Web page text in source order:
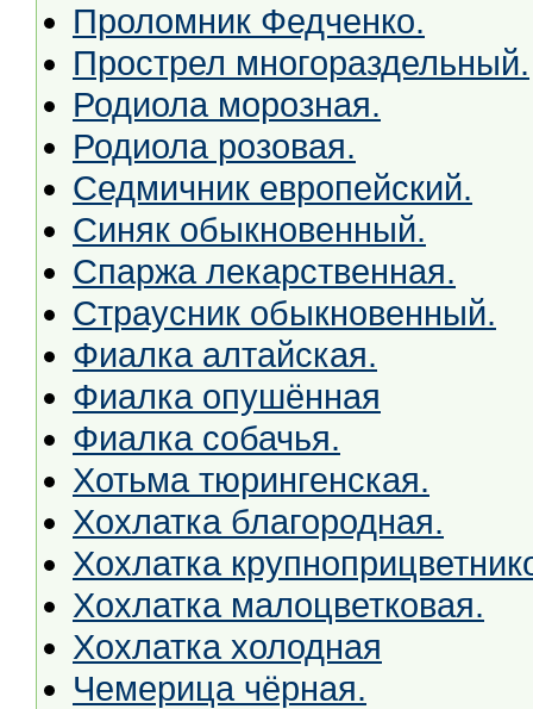
Проломник Федченко.
Прострел многораздельный.
Родиола морозная.
Родиола розовая.
Седмичник европейский.
Синяк обыкновенный.
Спаржа лекарственная.
Страусник обыкновенный.
Фиалка алтайская.
Фиалка опушённая
Фиалка собачья.
Хотьма тюрингенская.
Хохлатка благородная.
Хохлатка
Хохлатка малоцветковая.
Хохлатка холодная
Чемерица чёрная.